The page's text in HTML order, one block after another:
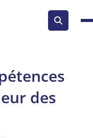
Search
button
des